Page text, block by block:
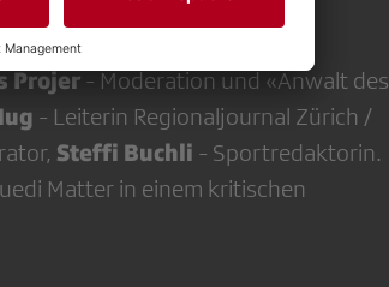
Fragen des Publikums.
Projer- Moderation und «Anwalt des
- Leiterin Regionaljournal Zürich /
Steffi Buchli - Sportredaktorin.
Matter in einem kritischen